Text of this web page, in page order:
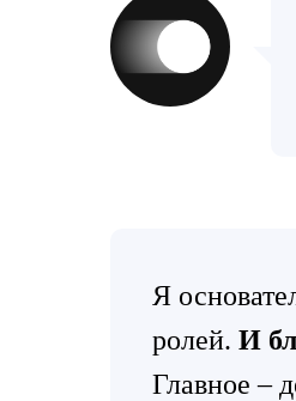
Я
ролей. И
Главное –